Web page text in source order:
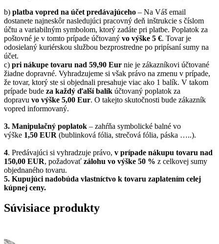
b) platba vopred na účet predávajúceho – Na Váš email
dostanete najneskôr nasledujúci pracovný deň inštrukcie s číslom
účtu a variabilným symbolom, ktorý zadáte pri platbe. Poplatok za
poštovné je v tomto prípade účtovaný vo výške 5 €. Tovar je
odosielaný kuriérskou službou bezprostredne po pripísaní sumy na
účet.
c) pri nákupe tovaru nad 59,90 Eur nie je zákazníkovi účtované
žiadne dopravné. Vyhradzujeme si však právo na zmenu v prípade,
že tovar, ktorý ste si objednali presahuje viac ako 1 balík. V takom
prípade bude za každý ďalší balík účtovaný poplatok za
dopravu vo výške 5,00 Eur. O takejto skutočnosti bude zákazník
vopred informovaný.
3. Manipulačný poplatok – zahŕňa symbolické balné vo
výške 1,50 EUR (bublinková fólia, strečová fólia, páska …..).
4. Predávajúci si vyhradzuje právo, v prípade nákupu tovaru nad
150,00 EUR, požadovať zálohu vo výške 50 % z celkovej sumy
objednaného tovaru.
5. Kupujúci nadobúda vlastníctvo k tovaru zaplatením celej
kúpnej ceny.
Súvisiace produkty